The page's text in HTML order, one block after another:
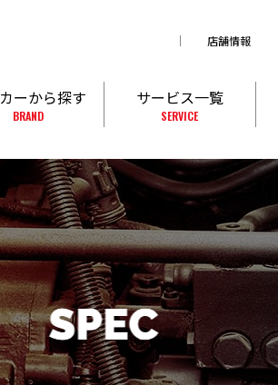
店舗情報
ーから探す
BRAND
サービス一覧
SERVICE